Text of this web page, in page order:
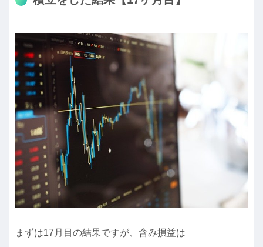
まずは17月目の結果ですが、含み損益は